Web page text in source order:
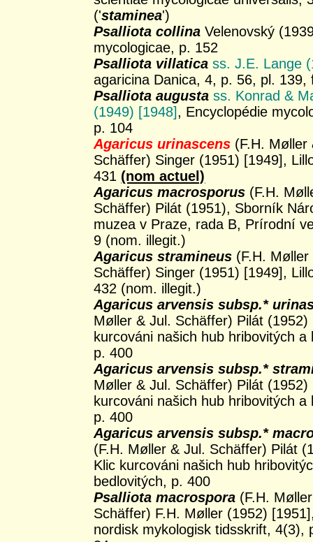
('staminea')
Psalliota collina Velenovský
mycologicae, p. 152
Psalliota villatica ss. J.E. Lange
agaricina Danica, 4, p. 56, pl. 139,
Psalliota augusta ss. Konrad &
(1949) [1948], Encyclopédie
p. 104
Agaricus urinascens (F.H. Møller
Schäffer) Singer (1951) [1949],
431 (nom actuel)
Agaricus macrosporus (F.H.
Schäffer) Pilát (1951), Sborník
muzea v Praze, rada B, Prírodní
9 (nom. illegit.)
Agaricus stramineus (F.H. Møller
Schäffer) Singer (1951) [1949],
432 (nom. illegit.)
Agaricus arvensis subsp.*
Møller & Jul. Schäffer) Pilát (1952)
kurcováni našich hub hribovitých a
p. 400
Agaricus arvensis subsp.*
Møller & Jul. Schäffer) Pilát (1952)
kurcováni našich hub hribovitých a
p. 400
Agaricus arvensis subsp.*
(F.H. Møller & Jul. Schäffer) Pilát
Klic kurcováni našich hub
bedlovitých, p. 400
Psalliota macrospora (F.H.
Schäffer) F.H. Møller (1952)
nordisk mykologisk tidsskrift, 4(3),